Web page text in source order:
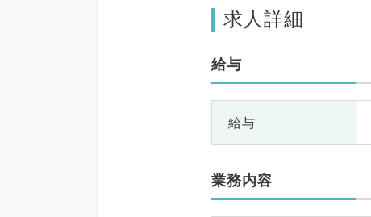
求人詳細
給与
給与
業務内容